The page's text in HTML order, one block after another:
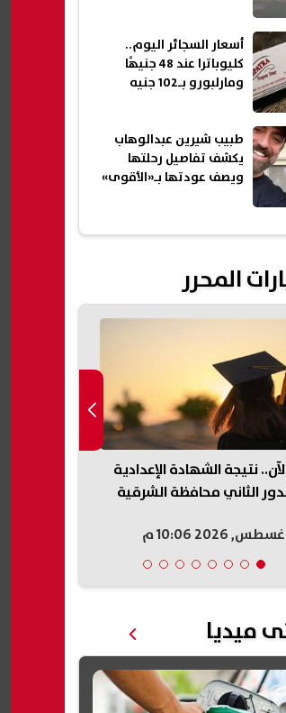
أسعار السجائر اليوم..
كليوباترا عند 48 جنيهًا
ومارلبورو بـ102 جنيه
طبيب شيرين عبدالوهاب
يكشف تفاصيل رحلتها
ويصف عودتها بـ«الأقوى»
المحرر
نتيجة الشهادة الإعدادية
ميديا